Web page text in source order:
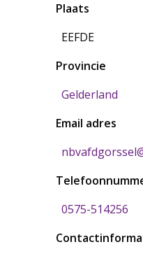
Plaats
EEFDE
Provincie
Gelderland
Email adres
0575-514256